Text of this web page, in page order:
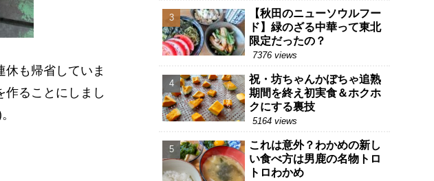
も帰省していま
ることにしまし
【秋田のニューソウルフー
ド】緑のざる中華って東北
限定だったの？
7376 views
祝・坊ちゃんかぼちゃ追熟
期間を終え初実食＆ホクホ
クにする裏技
5164 views
これは意外？わかめの新し
い食べ方は男鹿の名物トロ
トロわかめ